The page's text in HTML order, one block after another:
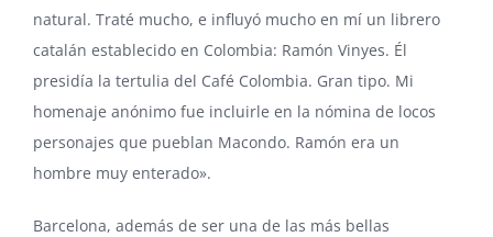
natural. Traté mucho, e influyó mucho en mí un librero
catalán establecido en Colombia: Ramón Vinyes. Él
presidía la tertulia del Café Colombia. Gran tipo. Mi
homenaje anónimo fue incluirle en la nómina de locos
personajes que pueblan Macondo. Ramón era un
hombre muy enterado».
Barcelona, además de ser una de las más bellas